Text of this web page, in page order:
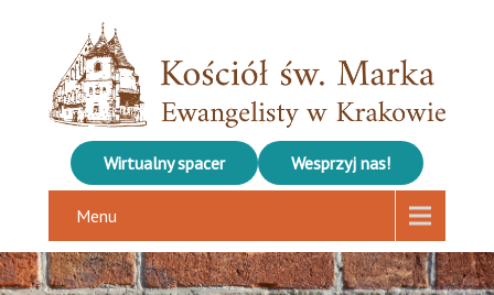
Wirtualny spacer Wesprzyj nas!
Menu